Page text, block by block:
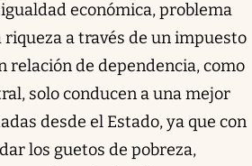
económica, problema
a través de un impuesto
relación de dependencia, como
solo conducen a una mejor
desde el Estado, ya que con
los guetos de pobreza,